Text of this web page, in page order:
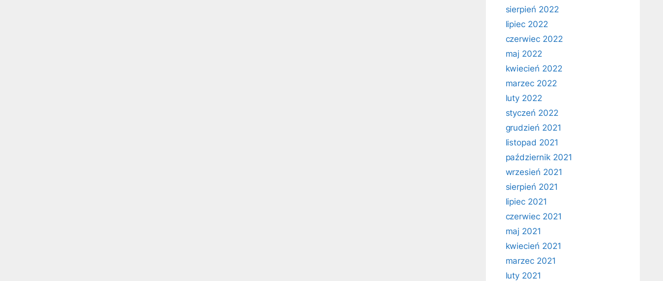
sierpień 2022
lipiec 2022
czerwiec 2022
maj 2022
kwiecień 2022
marzec 2022
luty 2022
styczeń 2022
grudzień 2021
listopad 2021
październik 2021
wrzesień 2021
sierpień 2021
lipiec 2021
czerwiec 2021
maj 2021
kwiecień 2021
marzec 2021
luty 2021